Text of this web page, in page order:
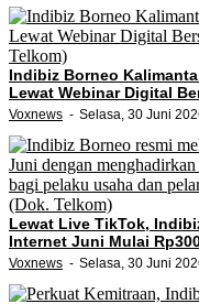
Indibiz Borneo
Lewat Webinar Digital
Voxnews Selasa, 30 Juni
Lewat Live TikTok,
Internet Juni Mulai
Voxnews Selasa, 30 Juni